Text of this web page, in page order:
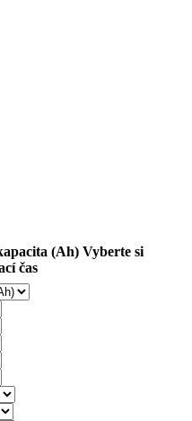
(Ah) Vyberte si
čas